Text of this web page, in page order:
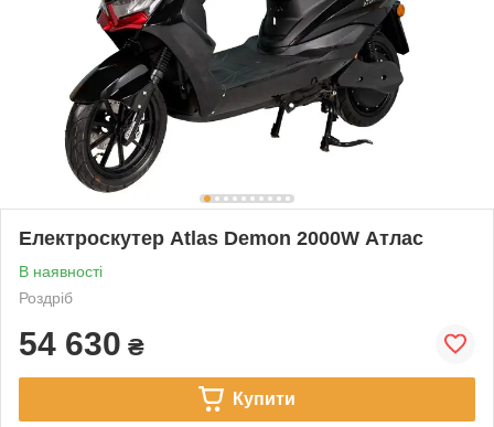
Електроскутер Atlas Demon 2000W Атлас
В наявності
Роздріб
54 630 ₴
Купити